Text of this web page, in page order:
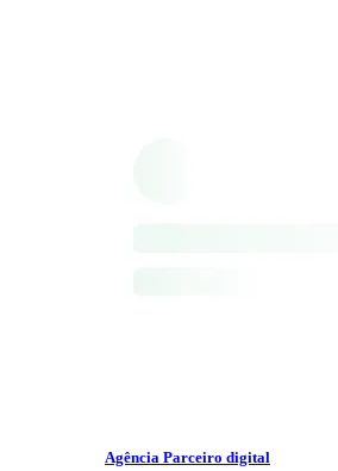
Agência Parceiro digital